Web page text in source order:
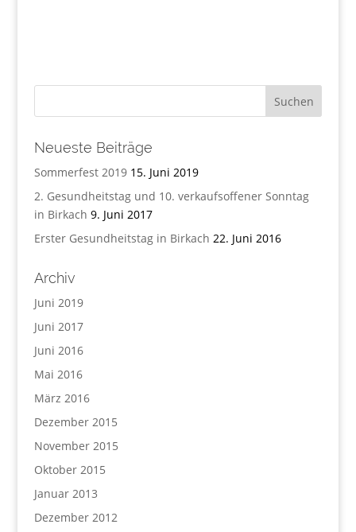
Neueste Beiträge
Sommerfest 2019 15. Juni 2019
2. Gesundheitstag und 10. verkaufsoffener Sonntag
in Birkach 9. Juni 2017
Erster Gesundheitstag in Birkach 22. Juni 2016
Archiv
Juni 2019
Juni 2017
Juni 2016
Mai 2016
März 2016
Dezember 2015
November 2015
Oktober 2015
Januar 2013
Dezember 2012